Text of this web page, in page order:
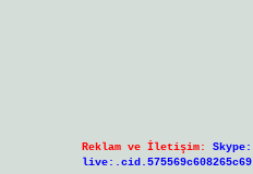
Reklam ve İletişim:
Skype:
live:.cid.575569c608265c69